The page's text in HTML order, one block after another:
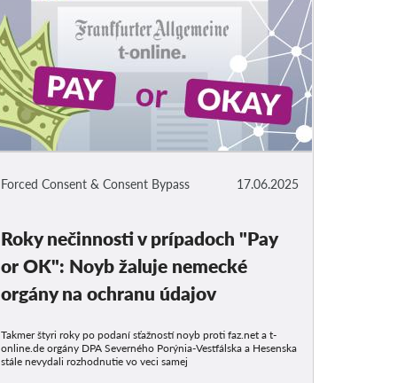
17.06.2025
Forced Consent & Consent Bypass
Roky nečinnosti v prípadoch "Pay
or OK": Noyb žaluje nemecké
orgány na ochranu údajov
Takmer štyri roky po podaní sťažností noyb proti faz.net a t-
online.de orgány DPA Severného Porýnia-Vestfálska a Hesenska
stále nevydali rozhodnutie vo veci samej